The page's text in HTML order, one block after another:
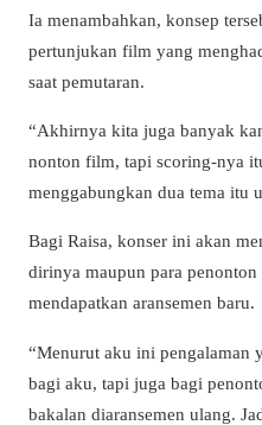
Ia menambahkan, konsep
pertunjukan film yang
saat pemutaran.
“Akhirnya kita juga banyak
nonton film, tapi scoring-nya
menggabungkan dua tema itu
Bagi Raisa, konser ini akan
dirinya maupun para
mendapatkan aransemen baru.
“Menurut aku ini pengalaman
bagi aku, tapi juga bagi
bakalan diaransemen ulang.